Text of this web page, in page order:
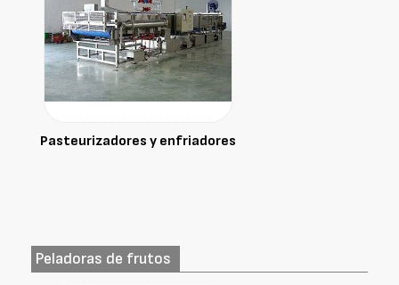
Pasteurizadores y enfriadores
Peladoras de frutos